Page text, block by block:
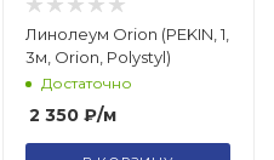
Линолеум Orion (PEKIN, 1,
3м, Orion, Polystyl)
Достаточно
2 350₽/м